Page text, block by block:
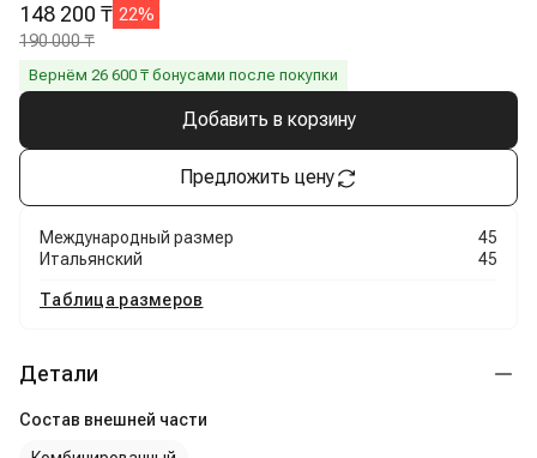
148 200 ₸ 22%
190 000 ₸
Вернём 26 600 ₸ бонусами после покупки
Добавить в корзину
Предложить цену
Международный размер
45
Итальянский
45
Таблица размеров
Детали
Состав внешней части